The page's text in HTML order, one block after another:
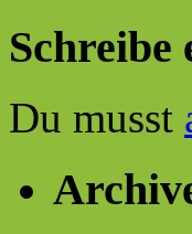
Schreibe
Du musst